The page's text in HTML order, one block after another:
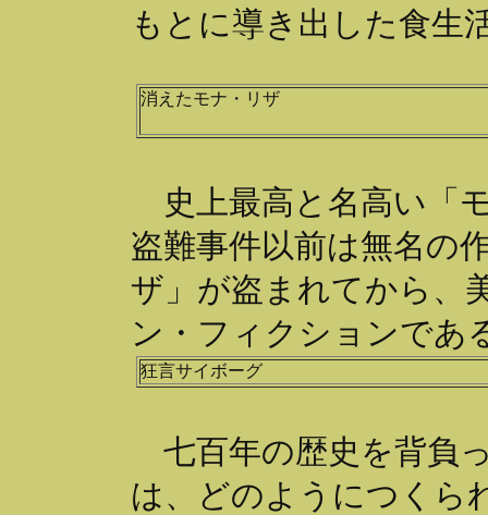
もとに導き出した食生
消えたモナ・リザ
史上最高と名高い「
盗難事件以前は無名の
ザ」が盗まれてから、
ン・フィクションであ
狂言サイボーグ
七百年の歴史を背負
は、どのようにつくら